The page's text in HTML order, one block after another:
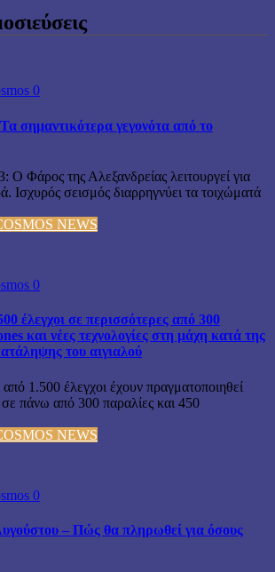
0
σημαντικότερα γεγονότα από το
Ο Φάρος της Αλεξανδρείας λειτουργεί για
Ισχυρός σεισμός διαρρηγνύει τα τοιχώματά
NEWS
0
έλεγχοι σε περισσότερες από 300
και νέες τεχνολογίες στη μάχη κατά της
του αιγιαλού
1.500 έλεγχοι έχουν πραγματοποιηθεί
πάνω από 300 παραλίες και 450
NEWS
0
– Πώς θα πληρωθεί για όσους